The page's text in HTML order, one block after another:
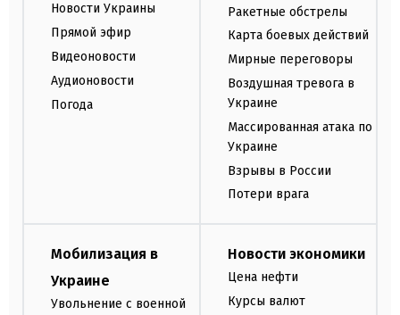
Новости Украины
Прямой эфир
Видеоновости
Аудионовости
Погода
Ракетные обстрелы
Карта боевых действий
Мирные переговоры
Воздушная тревога в
Украине
Массированная атака по
Украине
Взрывы в России
Потери врага
Мобилизация в
Украине
Увольнение с военной
Новости экономики
Цена нефти
Курсы валют